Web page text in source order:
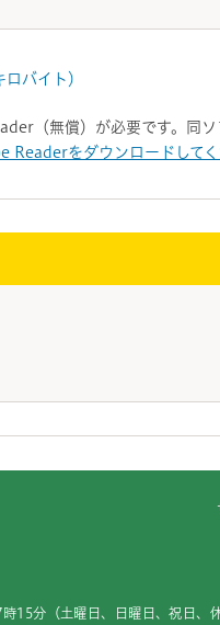
バイト）
（無償）が必要です。同
をダウンロードしてく
15分（土曜日、日曜日、祝日、